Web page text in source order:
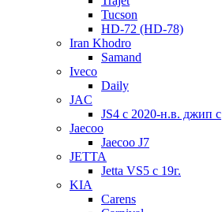
Tucson
HD-72 (HD-78)
Iran Khodro
Samand
Iveco
Daily
JAC
JS4 с 2020-н.в. джип с
Jaecoo
Jaecoo J7
JETTA
Jetta VS5 с 19г.
KIA
Carens